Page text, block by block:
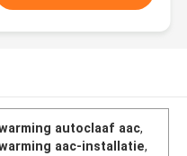
autoclaaf aac,
aac-installatie,